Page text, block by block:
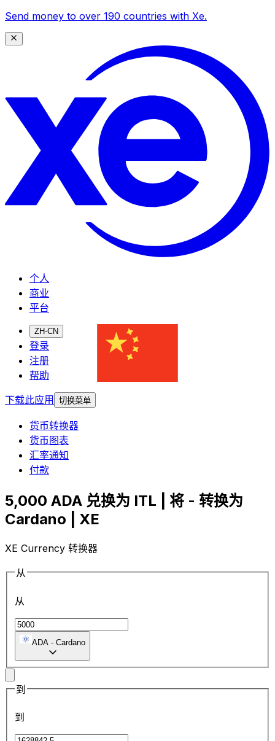
Send money to over 190 countries with Xe.
个人
商业
平台
ZH-CN
登录
注册
帮助
下载此应用
切换菜单
货币转换器
货币图表
汇率通知
付款
5,000 ADA 兑换为 ITL | 将 - 转换为
Cardano | XE
XE Currency 转换器
从
从
ADA - Cardano
到
到